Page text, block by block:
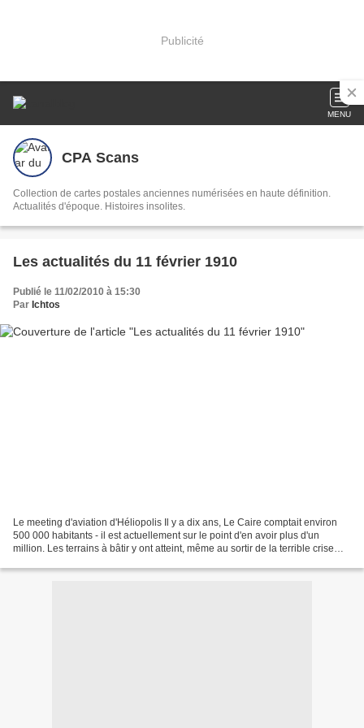
Publicité
MENU
CPA Scans
Collection de cartes postales anciennes numérisées en haute définition.
Actualités d'époque. Histoires insolites.
Les actualités du 11 février 1910
Publié le 11/02/2010 à 15:30
Par Ichtos
Le meeting d'aviation d'Héliopolis Il y a dix ans, Le Caire comptait environ
500 000 habitants - il est actuellement sur le point d'en avoir plus d'un
million. Les terrains à bâtir y ont atteint, même au sortir de la terrible crise